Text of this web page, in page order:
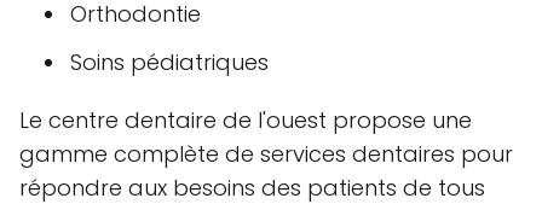
Orthodontie
Soins pédiatriques
Le centre dentaire de l'ouest propose une
gamme complète de services dentaires pour
répondre aux besoins des patients de tous